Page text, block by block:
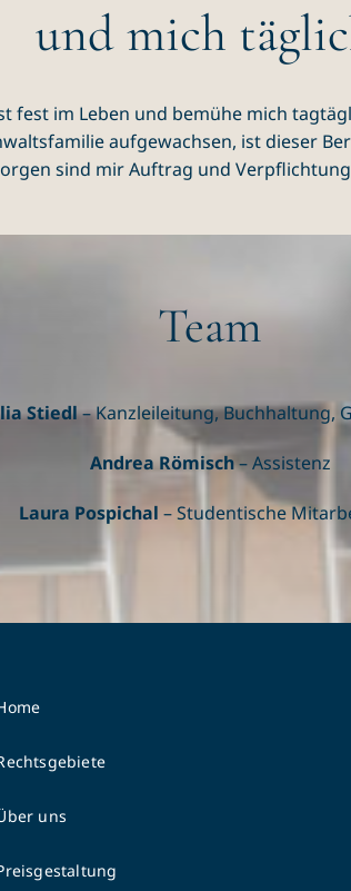
und mich
fest im Leben und bemühe mich
aufgewachsen, ist dieser
sind mir Auftrag und
Team
Stiedl– Kanzleileitung, Buchhaltung,
Andrea Römisch– Assistenz
Laura Pospichal – Studentische
uns